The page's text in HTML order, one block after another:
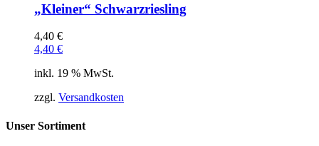
„Kleiner“ Schwarzriesling
4,40 €
4,40 €
inkl. 19 % MwSt.
zzgl. Versandkosten
Unser Sortiment